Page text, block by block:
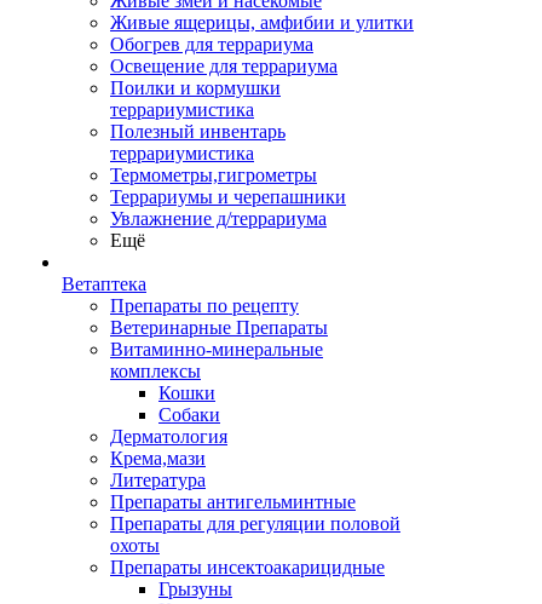
Живые ящерицы, амфибии и улитки
Обогрев для террариума
Освещение для террариума
Поилки и кормушки
террариумистика
Полезный инвентарь
террариумистика
Термометры,гигрометры
Террариумы и черепашники
Увлажнение д/террариума
Ещё
Ветаптека
Препараты по рецепту
Ветеринарные Препараты
Витаминно-минеральные
комплексы
Кошки
Собаки
Дерматология
Крема,мази
Литература
Препараты антигельминтные
Препараты для регуляции половой
охоты
Препараты инсектоакарицидные
Грызуны